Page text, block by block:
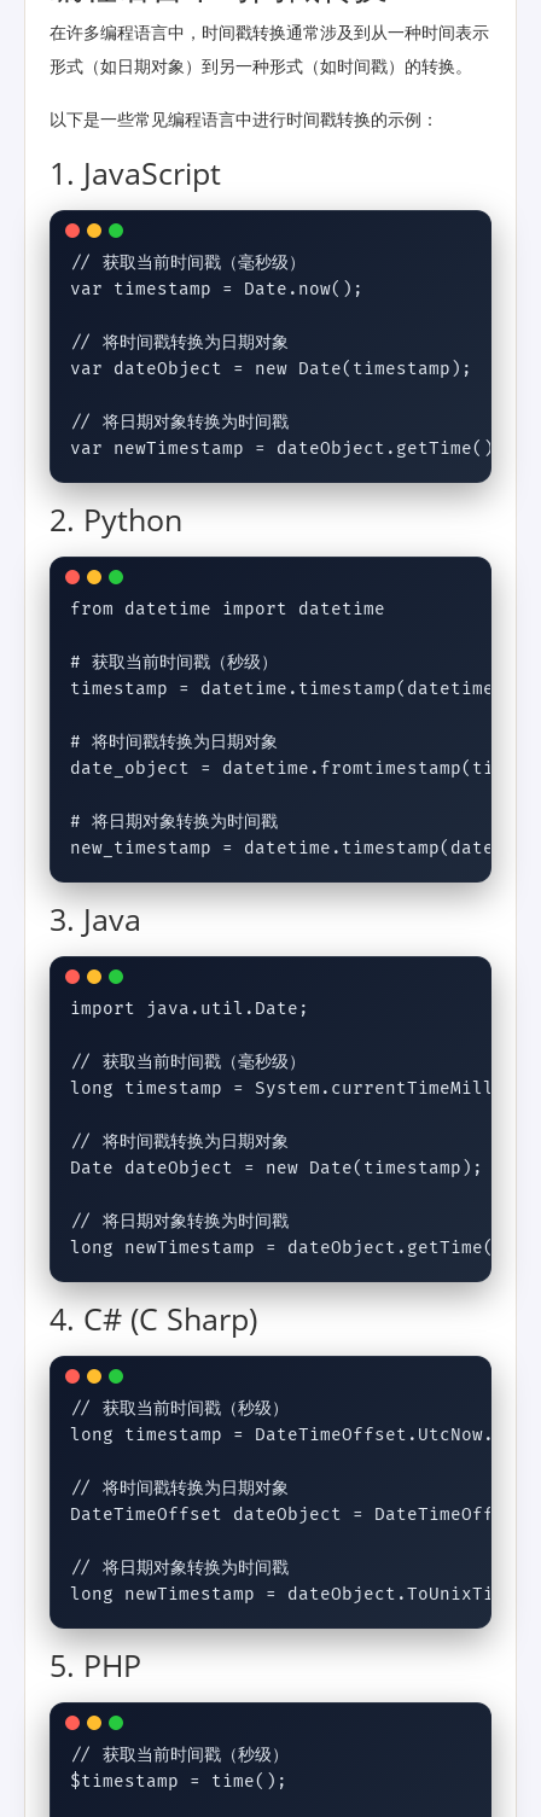
在许多编程语言中，时间戳转换通常涉及到从一种时间表示
形式（如日期对象）到另一种形式（如时间戳）的转换。
以下是一些常见编程语言中进行时间戳转换的示例：
1. JavaScript
// 获取当前时间戳（毫秒级）
var timestamp = Date.now();
// 将时间戳转换为日期对象
var dateObject = new Date(timestamp);
// 将日期对象转换为时间戳
var newTimestamp = dateObject.getTime();
2. Python
from datetime import datetime
# 获取当前时间戳（秒级）
timestamp =
# 将时间戳转换为日期对象
date_object =
# 将日期对象转换为时间戳
new_timestamp =
3. Java
import java.util.Date;
// 获取当前时间戳（毫秒级）
long timestamp =
// 将时间戳转换为日期对象
Date dateObject = new Date(timestamp);
// 将日期对象转换为时间戳
long newTimestamp = dateObject.getTime();
4. C# (C Sharp)
// 获取当前时间戳（秒级）
long timestamp =
// 将时间戳转换为日期对象
DateTimeOffset dateObject =
// 将日期对象转换为时间戳
long newTimestamp =
5. PHP
// 获取当前时间戳（秒级）
$timestamp = time();